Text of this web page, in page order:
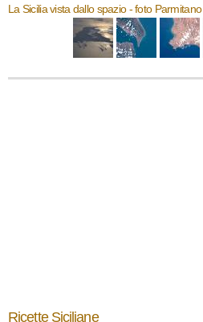
La Sicilia vista dallo spazio - foto Parmitano
Ricette Siciliane